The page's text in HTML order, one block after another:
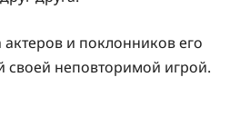
и поклонников его
своей неповторимой игрой.